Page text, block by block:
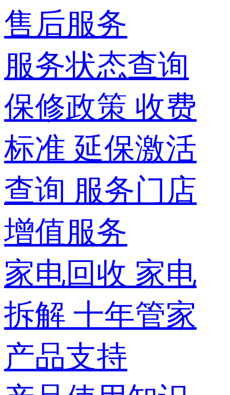
售后服务
服务状态查询
保修政策 收费
标准 延保激活
查询 服务门店
增值服务
家电回收 家电
拆解 十年管家
产品支持